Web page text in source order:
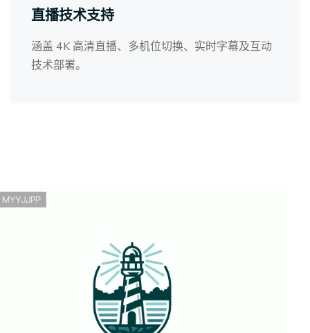
直播技术支持
涵盖 4K 高清直播、多机位切换、实时字幕及互动
技术部署。